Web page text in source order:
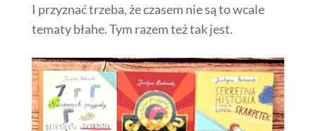
I przyznać trzeba, że czasem nie są to wcale
tematy błahe. Tym razem też tak jest.